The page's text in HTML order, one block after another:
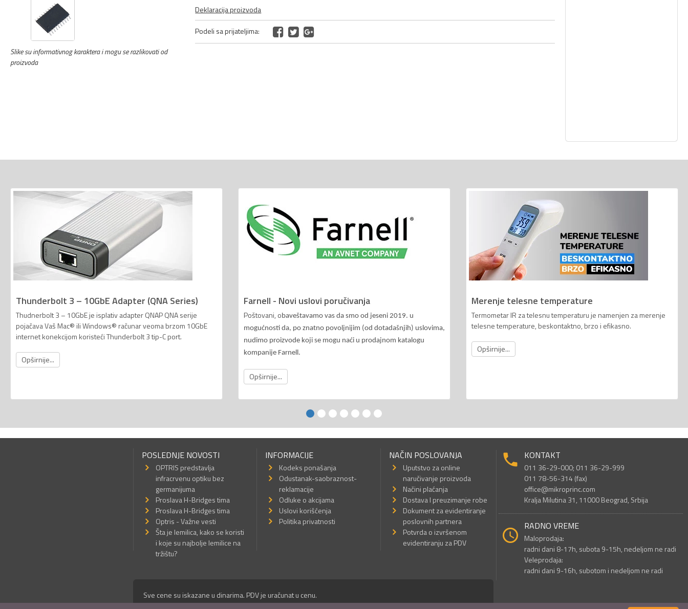
Slike su informativnog karaktera i mogu se razlikovati od
proizvoda
Deklaracija proizvoda
Podeli sa prijateljima:
Thunderbolt 3 – 10GbE Adapter (QNA Series)
Thudnerbolt 3 – 10GbE je isplativ adapter QNAP QNA serije
pojačava Vaš Mac® ili Windows® računar veoma brzom 10GbE
internet konekcijom koristeći Thunderbolt 3 tip-C port.
Opširnije...
Farnell - Novi uslovi poručivanja
Poštovani, o baveštavamo vas da smo od jeseni 2019. u
mogućnosti da, po znatno povoljnijim (od dotadašnjih) uslovima,
nudimo proizvode koji se mogu naći u prodajnom katalogu
kompanije Farnell.
Opširnije...
Merenje telesne temperature
Termometar IR za telesnu temperaturu je namenjen za merenje
telesne temperature, beskontaktno, brzo i efikasno.
Opširnije...
POSLEDNJE NOVOSTI
OPTRIS predstavlja
infracrvenu optiku bez
germanijuma
Proslava H-Bridges tima
Proslava H-Bridges tima
Optris - Važne vesti
Šta je lemilica, kako se koristi
i koje su najbolje lemilice na
tržištu?
INFORMACIJE
Kodeks ponašanja
Odustanak-saobraznost-
reklamacije
Odluke o akcijama
Uslovi korišćenja
Politika privatnosti
NAČIN POSLOVANJA
Uputstvo za online
naručivanje proizvoda
Načini plaćanja
Dostava I preuzimanje robe
Dokument za evidentiranje
poslovnih partnera
Potvrda o izvršenom
evidentiranju za PDV
KONTAKT
011 36-29-000; 011 36-29-999
011 78-56-314 (fax)
office@mikroprinc.com
Kralja Milutina 31, 11000 Beograd, Srbija
RADNO VREME
Maloprodaja:
radni dani 8-17h, subota 9-15h, nedeljom ne radi
Veleprodaja:
radni dani 9-16h, subotom i nedeljom ne radi
Sve cene su iskazane u dinarima. PDV je uračunat u cenu.
© Mikro Princ 1999 - 2026. Sva prava su zadržana.